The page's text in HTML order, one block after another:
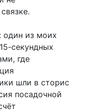
один из моих
секундных
где
шли в сторис
посадочной